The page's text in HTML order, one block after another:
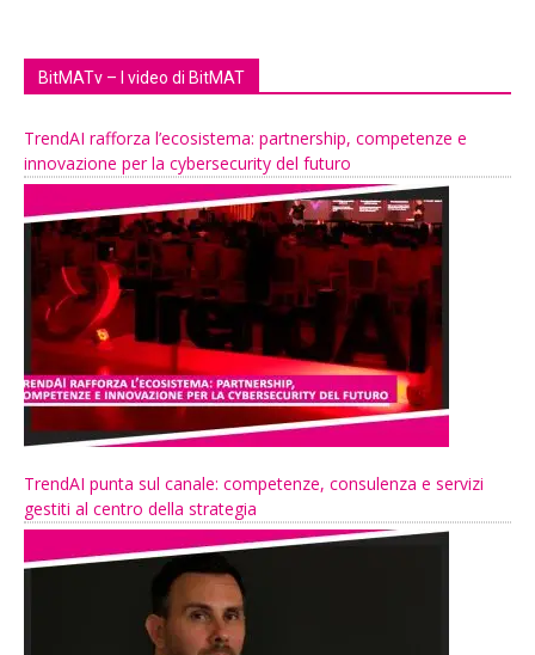
BitMATv – I video di BitMAT
TrendAI rafforza l’ecosistema: partnership, competenze e
innovazione per la cybersecurity del futuro
TrendAI punta sul canale: competenze, consulenza e servizi
gestiti al centro della strategia